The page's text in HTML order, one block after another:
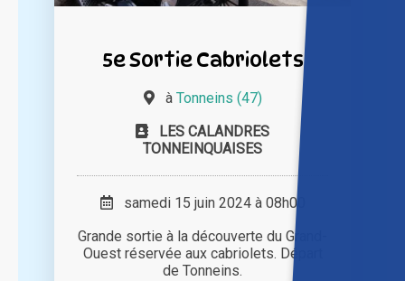
5e Sortie Cabriolets
à Tonneins (47)
LES CALANDRES
TONNEINQUAISES
samedi 15 juin 2024 à 08h00
Grande sortie à la découverte du Grand-
Ouest réservée aux cabriolets. Départ
de Tonneins.